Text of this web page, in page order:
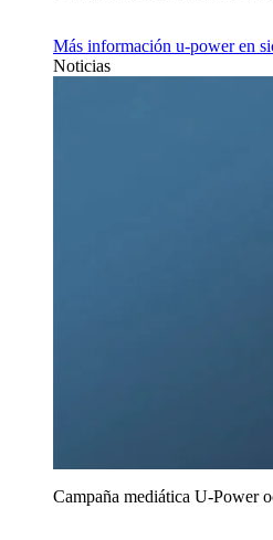
Más información u‑power en
Noticias
Campaña mediática U‑Power